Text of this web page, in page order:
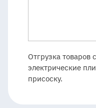
Отгрузка
электрические
присоску.